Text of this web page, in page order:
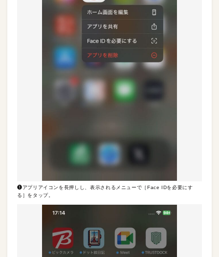
❶アプリアイコンを長押しし、表示されるメニューで［Face IDを必要にす
る］をタップ。